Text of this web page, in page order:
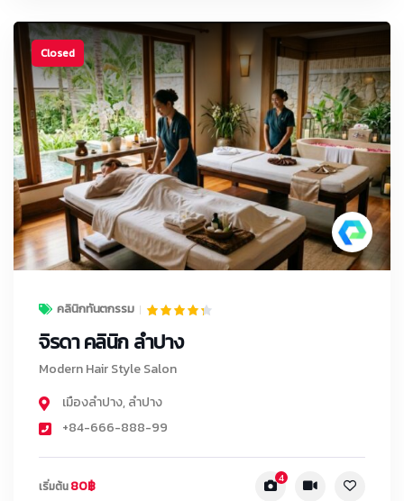
Closed
คลินิกทันตกรรม
จิรดา คลินิก ลำปาง
Modern Hair Style Salon
เมืองลำปาง,ลำปาง
+84-666-888-99
เริ่มต้น80฿ 4